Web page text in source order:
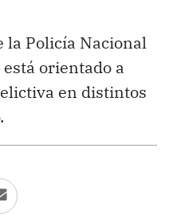
la Policía Nacional
orientado a
en distintos